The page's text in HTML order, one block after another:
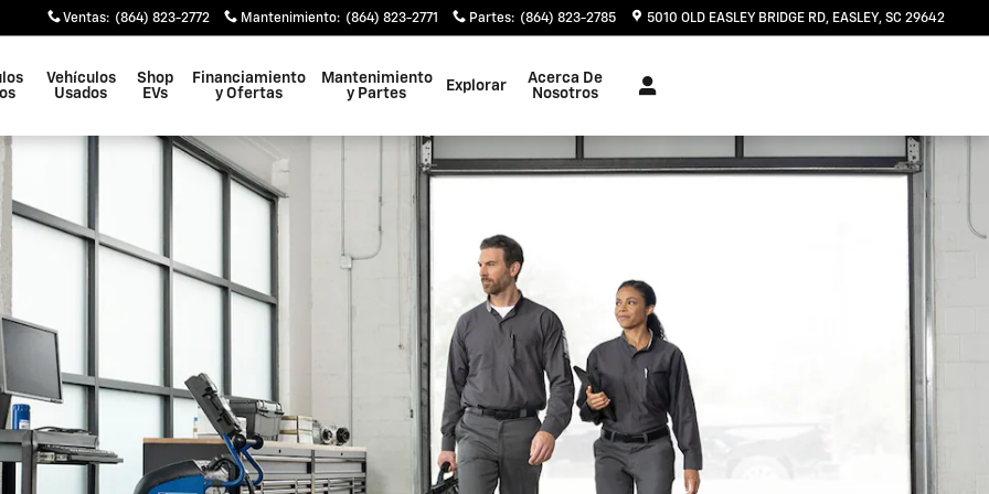
de Autos Chevrolet en Easley, SC, Cerca de Greenville,
Ventas: (864) 823-2772 Mantenimiento: (864) 823-2771 Partes: (864) 823-2785 5010 OLD EASLEY BRIDGE RD EASLEY, SC 29642
Vehículos
Usados
Shop
EVs
Financiamiento
y Ofertas
Mantenimiento
y Partes
Explorar
Acerca De
Nosotros